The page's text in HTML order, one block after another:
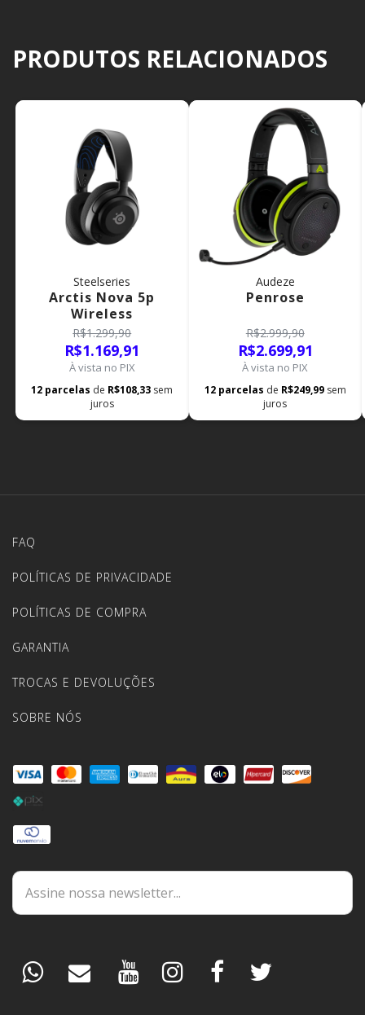
PRODUTOS RELACIONADOS
Steelseries
Arctis Nova 5p
Wireless
R$1.299,90
R$1.169,91
À vista no PIX
12 parcelas de R$108,33 sem
juros
Audeze
Penrose
R$2.999,90
R$2.699,91
À vista no PIX
12 parcelas de R$249,99 sem
juros
FAQ
POLÍTICAS DE PRIVACIDADE
POLÍTICAS DE COMPRA
GARANTIA
TROCAS E DEVOLUÇÕES
SOBRE NÓS
DÚVIDAS